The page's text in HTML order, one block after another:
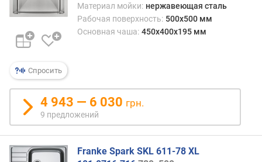
и
а
м
й
к
и
ш
и
р
и
Спросить
Материал мойки: нержавеющая сталь
Рабочая поверхность: 500x500 мм
Основная чаша: 450x400x195 мм
4 943 — 6 030 грн.
9 предложений
Franke Spark SKL 611-78 XL